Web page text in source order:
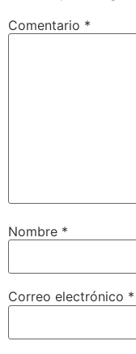
Comentario *
Nombre *
Correo electrónico *